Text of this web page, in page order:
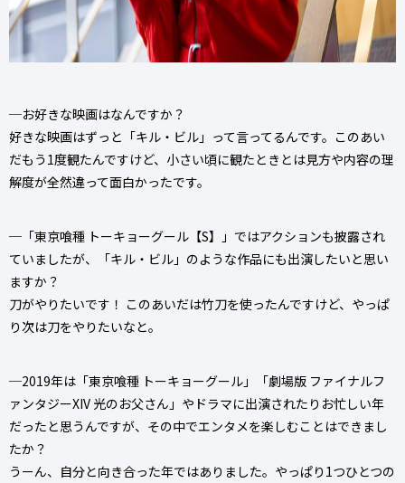
─お好きな映画はなんですか？
好きな映画はずっと「キル・ビル」って言ってるんです。このあい
だもう1度観たんですけど、小さい頃に観たときとは見方や内容の理
解度が全然違って面白かったです。
─「東京喰種 トーキョーグール【S】」ではアクションも披露され
ていましたが、「キル・ビル」のような作品にも出演したいと思い
ますか？
刀がやりたいです！ このあいだは竹刀を使ったんですけど、やっぱ
り次は刀をやりたいなと。
─2019年は「東京喰種 トーキョーグール」「劇場版 ファイナルフ
ァンタジーXIV 光のお父さん」やドラマに出演されたりお忙しい年
だったと思うんですが、その中でエンタメを楽しむことはできまし
たか？
うーん、自分と向き合った年ではありました。やっぱり1つひとつの